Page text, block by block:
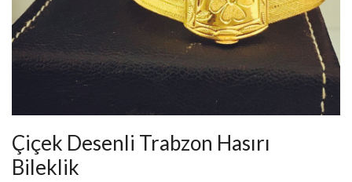
Çiçek Desenli Trabzon Hasırı
Bileklik